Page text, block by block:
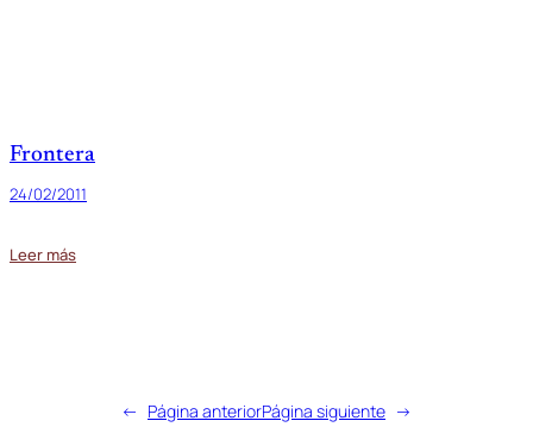
Frontera
24/02/2011
Leer más
← Página anteriorPágina siguiente →